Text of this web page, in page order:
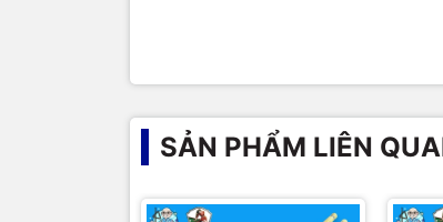
SẢN PHẨM LIÊN